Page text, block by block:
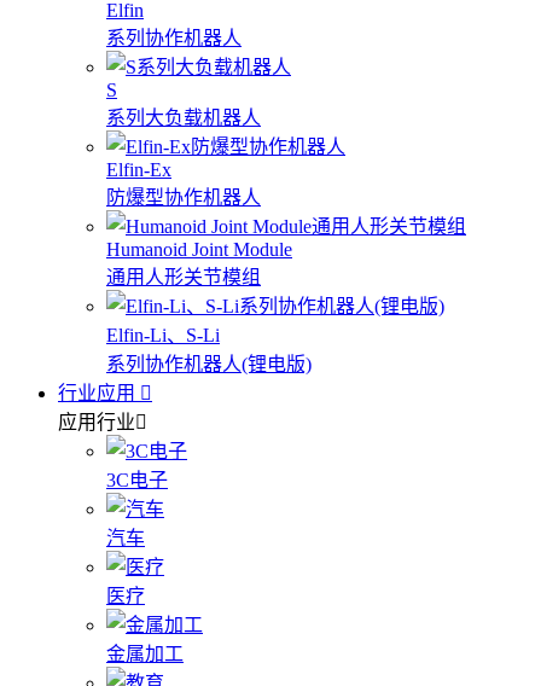
Elfin
系列协作机器人
S
系列大负载机器人
Elfin-Ex
防爆型协作机器人
Humanoid Joint Module
通用人形关节模组
Elfin-Li、S-Li
系列协作机器人(锂电版)
行业应用
应用行业
3C电子
汽车
医疗
金属加工